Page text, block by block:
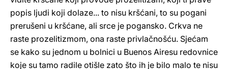
popis ljudi koji dolaze... to nisu kršćani, to su pogani
prerušeni u kršćane, ali srce je pogansko. Crkva ne
raste prozelitizmom, ona raste privlačnošću. Sjećam
se kako su jednom u bolnici u Buenos Airesu redovnice
koje su tamo radile otišle zato što ih je bilo malo te nisu